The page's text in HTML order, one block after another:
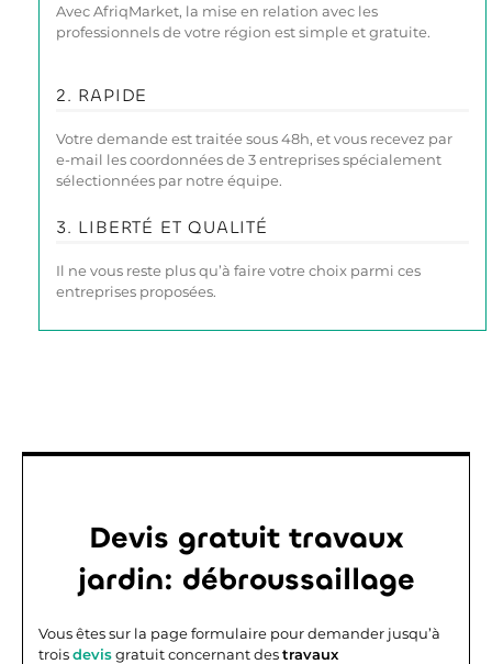
Avec AfriqMarket, la mise en relation avec les
professionnels de votre région est simple et gratuite.
2. RAPIDE
Votre demande est traitée sous 48h, et vous recevez par
e-mail les coordonnées de 3 entreprises spécialement
sélectionnées par notre équipe.
3. LIBERTÉ ET QUALITÉ
Il ne vous reste plus qu’à faire votre choix parmi ces
entreprises proposées.
Devis gratuit travaux
jardin: débroussaillage
Vous êtes sur la page formulaire pour demander jusqu’à
troisdevisgratuit concernant destravaux